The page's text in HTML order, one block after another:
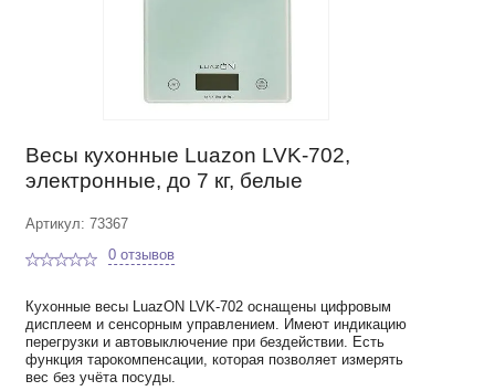
Весы кухонные Luazon LVK-702,
электронные, до 7 кг, белые
Артикул: 73367
0 отзывов
Кухонные весы LuazON LVK-702 оснащены цифровым
дисплеем и сенсорным управлением. Имеют индикацию
перегрузки и автовыключение при бездействии. Есть
функция тарокомпенсации, которая позволяет измерять
вес без учёта посуды.